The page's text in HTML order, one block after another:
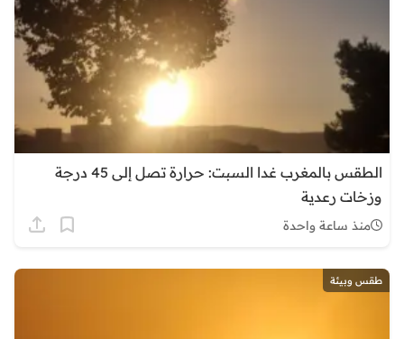
الطقس بالمغرب غدا السبت: حرارة تصل إلى 45 درجة
وزخات رعدية
منذ ساعة واحدة
طقس وبيئة